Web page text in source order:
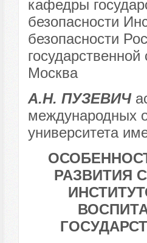
кафедры
безопасности
безопасности
Москва
А.Н. ПУЗЕВИЧ
международных
университета
РАЗВИТИЯ